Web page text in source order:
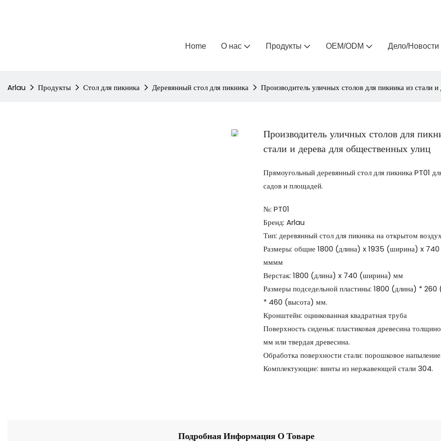
Home О нас Продукты OEM/ODM Дело/Новости
Arlau Продукты Стол для пикника Деревянный стол для пикника Производитель уличных столов для пикника из стали
Производитель уличных столов для
стали и дерева для общественных улиц
Прямоугольный деревянный стол для пикника PT01
садов и площадей.
№: PT01
Бренд: Arlau
Тип: деревянный стол для пикника на открытом
Размеры: общие 1800 (длина) x 1935 (ширина) x
мммм
Верстак: 1800 (длина) x 740 (ширина) мм
Размеры подседельной пластины: 1800 (длина) *
* 460 (высота) мм.
Кронштейн: оцинкованная квадратная труба
Поверхность сиденья: пластиковая древесина
мм или твердая древесина.
Обработка поверхности стали: порошковое
Комплектующие: винты из нержавеющей стали 304.
Подробная Информация О Товаре